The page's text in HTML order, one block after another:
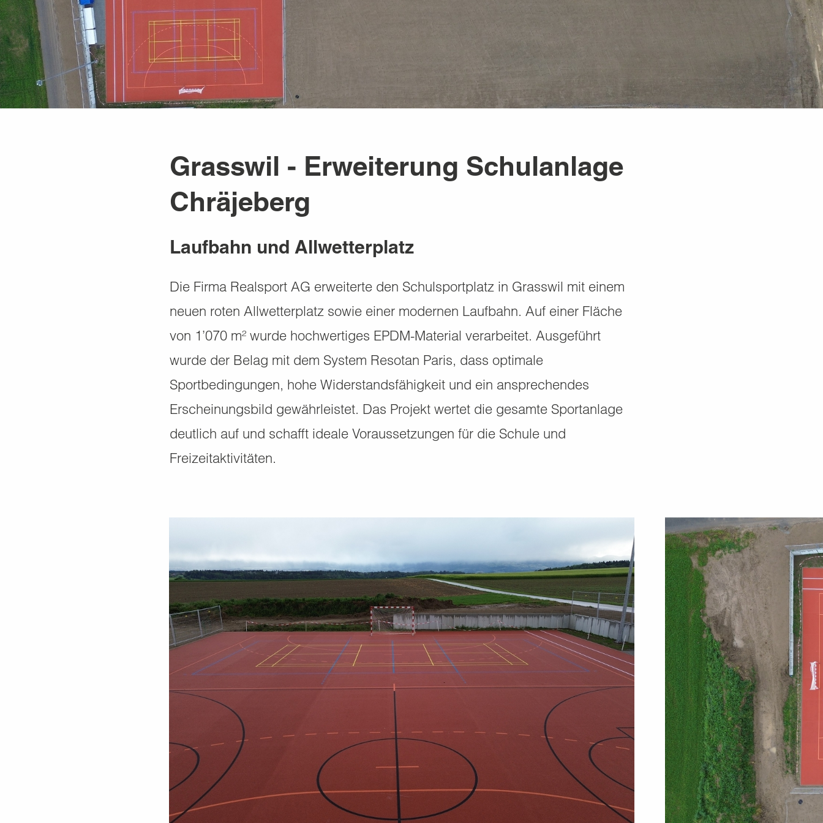
Grasswil - Erweiterung Schulanlage
Chräjeberg
Laufbahn und Allwetterplatz
Die Firma Realsport AG erweiterte den Schulsportplatz in Grasswil mit einem
neuen roten Allwetterplatz sowie einer modernen Laufbahn. Auf einer Fläche
von 1’070 m² wurde hochwertiges EPDM-Material verarbeitet. Ausgeführt
wurde der Belag mit dem System Resotan Paris, dass optimale
Sportbedingungen, hohe Widerstandsfähigkeit und ein ansprechendes
Erscheinungsbild gewährleistet. Das Projekt wertet die gesamte Sportanlage
deutlich auf und schafft ideale Voraussetzungen für die Schule und
Freizeitaktivitäten.